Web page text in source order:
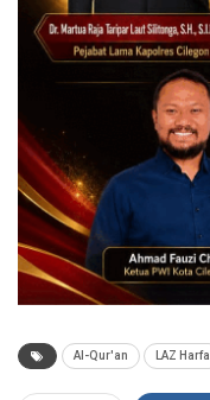
Al-Qur'an LAZ Harfa